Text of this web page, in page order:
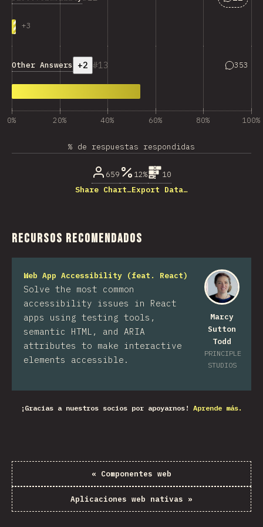
+3
13
Other Answers +2 Answers
353
0% 20% 40% 60% 80% 100%
% de respuestas respondidas
659 12%
10
Share Chart…Export Data…
Recursos recomendados
Marcy
Sutton
Todd
PRINCIPLE
STUDIOS
Web App Accessibility (feat. React)
Solve the most common
accessibility issues in React
apps using testing tools,
semantic HTML, and ARIA
attributes to make interactive
elements accessible.
¡Gracias a nuestros socios por apoyarnos! Aprende más.
« Componentes web
Aplicaciones web nativas »